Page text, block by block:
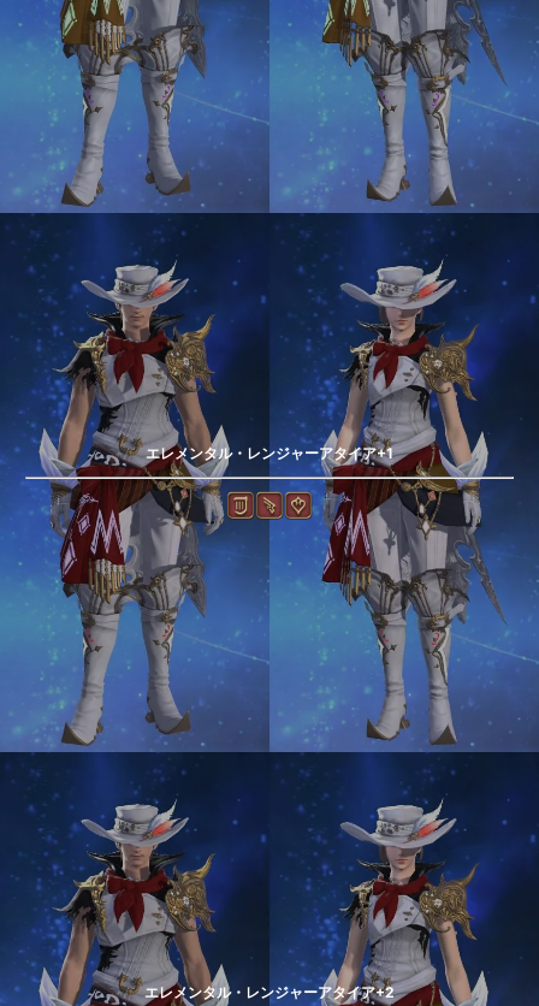
エレメンタル・レンジャーアタイア+1
エレメンタル・レンジャーアタイア+2